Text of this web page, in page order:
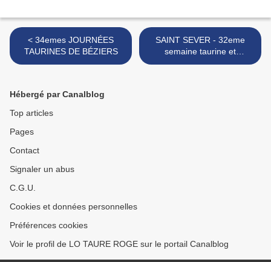
< 34emes JOURNÉES
TAURINES DE BÉZIERS
SAINT SEVER - 32eme
semaine taurine et
culturelle >
Hébergé par Canalblog
Top articles
Pages
Contact
Signaler un abus
C.G.U.
Cookies et données personnelles
Préférences cookies
Voir le profil de LO TAURE ROGE sur le portail Canalblog